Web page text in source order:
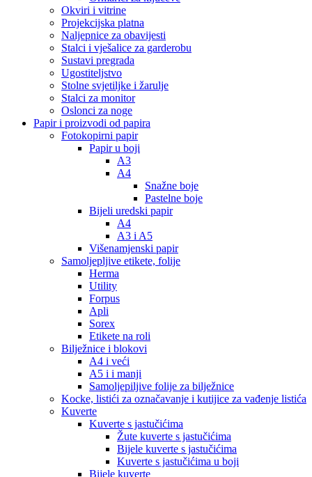
Okviri i vitrine
Projekcijska platna
Naljepnice za obavijesti
Stalci i vješalice za garderobu
Sustavi pregrada
Ugostiteljstvo
Stolne svjetiljke i žarulje
Stalci za monitor
Oslonci za noge
Papir i proizvodi od papira
Fotokopirni papir
Papir u boji
A3
A4
Snažne boje
Pastelne boje
Bijeli uredski papir
A4
A3 i A5
Višenamjenski papir
Samoljepljive etikete, folije
Herma
Utility
Forpus
Apli
Sorex
Etikete na roli
Bilježnice i blokovi
A4 i veći
A5 i i manji
Samoljepiljive folije za bilježnice
Kocke, listići za označavanje i kutijice za vađenje listića
Kuverte
Kuverte s jastučićima
Žute kuverte s jastučićima
Bijele kuverte s jastučićima
Kuverte s jastučićima u boji
Bijele kuverte